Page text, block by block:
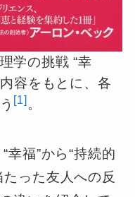
学の挑戦 “幸
容をもとに、各
[1] 。
幸福”から“持続的
った友人への反